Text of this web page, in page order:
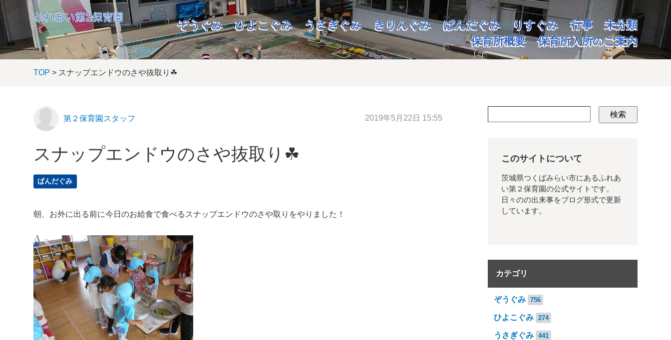
ぞうぐみ ひよこぐみ うさぎぐみ きりんぐみ ぱんだぐみ りすぐみ 行事
未分類
保育所概要
保育所入所のご案内
TOP > スナップエンドウのさや抜取り☘
第２保育園スタッフ 2019年5月22日 15:55
スナップエンドウのさや抜取り☘
ぱんだぐみ
朝、お外に出る前に今日のお給食で食べるスナップエンドウのさや取りをやりました！
検索
このサイトについて
茨城県つくばみらい市にあるふれあ
い第２保育園の公式サイトです。
日々のの出来事をブログ形式で更新
しています。
カテゴリ
ぞうぐみ 756
ひよこぐみ 274
うさぎぐみ 441